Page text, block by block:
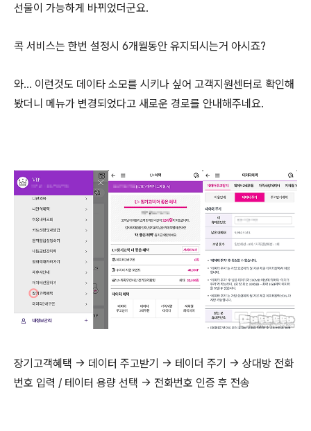
선물이 가능하게 바뀌었더군요.
콕 서비스는 한번 설정시 6개월동안 유지되시는거 아시죠?
와... 이런것도 데이타 소모를 시키나 싶어 고객지원센터로 확인해
봤더니 메뉴가 변경되었다고 새로운 경로를 안내해주네요.
장기고객혜택 → 데이터 주고받기 → 테이더 주기 → 상대방 전화
번호 입력 / 테이터 용량 선택 → 전화번호 인증 후 전송